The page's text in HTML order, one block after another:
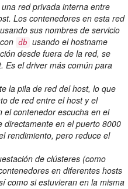
red privada interna entre
Los contenedores en esta red
sus nombres de servicio
db usando el hostname
desde fuera de la red, se
Es el driver más común para
la pila de red del host, lo que
de red entre el host y el
el contenedor escucha en el
directamente en el puerto 8000
rendimiento, pero reduce el
de clústeres (como
en diferentes hosts
como si estuvieran en la misma